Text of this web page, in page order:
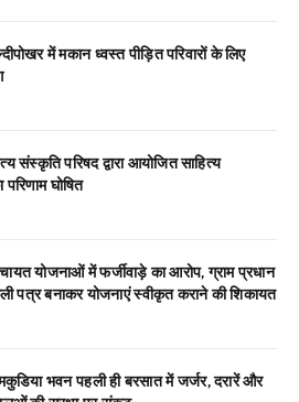
में मकान ध्वस्त पीड़ित परिवारों के लिए
संस्कृति परिषद द्वारा आयोजित साहित्य
परिणाम घोषित
योजनाओं में फर्जीवाड़े का आरोप, ग्राम प्रधान
पत्र बनाकर योजनाएं स्वीकृत कराने की शिकायत
भवन पहली ही बरसात में जर्जर, दरारें और